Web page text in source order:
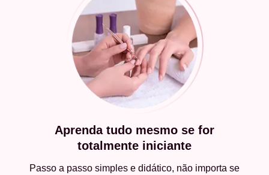
Aprenda tudo mesmo se for
totalmente iniciante
Passo a passo simples e didático, não importa se